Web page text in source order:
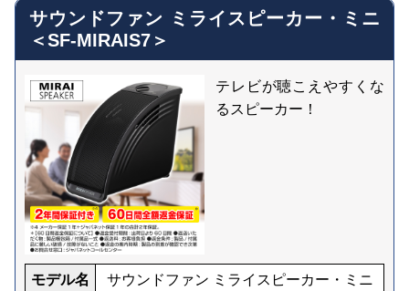
サウンドファン ミライスピーカー・ミニ
＜SF-MIRAIS7＞
テレビが聴こえやすくな
るスピーカー！
モデル名
サウンドファン ミライスピーカー・ミニ